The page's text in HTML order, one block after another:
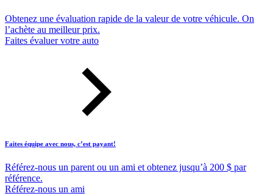
Obtenez une évaluation rapide de la valeur de votre véhicule. On
l’achète au meilleur prix.
Faites évaluer votre auto
Faites équipe avec nous, c’est payant!
Référez-nous un parent ou un ami et obtenez jusqu’à 200 $ par
référence.
Référez-nous un ami